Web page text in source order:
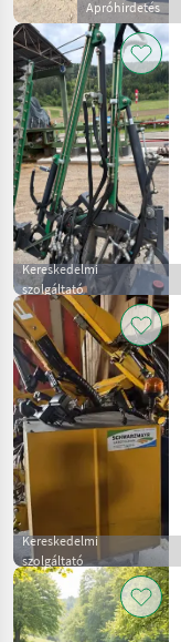
Apróhirdetés
Kereskedelmi
szolgáltató
Kereskedelmi
szolgáltató